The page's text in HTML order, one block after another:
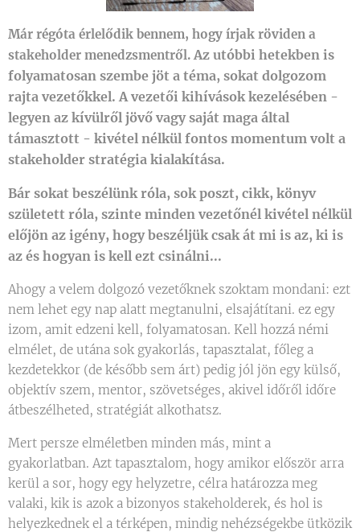
Már régóta érlelődik bennem, hogy írjak röviden a
stakeholder menedzsmentről.Az utóbbi hetekben is
folyamatosan szembe jöt a téma, sokat dolgozom
rajta vezetőkkel. A vezetői kihívások kezelésében -
legyen az kívülről jövő vagy saját maga által
támasztott - kivétel nélkül fontos momentum volt a
stakeholder stratégia kialakítása.
Bár sokat beszélünk róla, sok poszt, cikk, könyv
született róla, szinte minden vezetőnél kivétel nélkül
előjön az igény, hogy beszéljük csak át mi is az, ki is
az és hogyan is kell ezt csinálni...
Ahogy a velem dolgozó vezetőknek szoktam mondani: ezt
nem lehet egy nap alatt megtanulni, elsajátítani. ez egy
izom, amit edzeni kell, folyamatosan. Kell hozzá némi
elmélet, de utána sok gyakorlás, tapasztalat, főleg a
kezdetekkor (de később sem árt) pedig jól jön egy külső,
objektív szem, mentor, szövetséges, akivel időről időre
átbeszélheted, stratégiát alkothatsz.
Mert persze elméletben minden más, mint a
gyakorlatban. Azt tapasztalom, hogy amikor először arra
kerül a sor, hogy egy helyzetre, célra határozza meg
valaki, kik is azok a bizonyos stakeholderek, és hol is
helyezkednek el a térképen, mindig nehézségekbe ütközik